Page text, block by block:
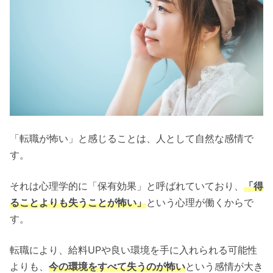
「転職が怖い」と感じることは、人として自然な感情で
す。
それは心理学的に「保有効果」と呼ばれていており、 「得
ることよりも失うことが怖い」という心理が働くからで
す。
転職により、給料UPや良い環境を手に入れられる可能性
よりも、 今の環境をすべて失うのが怖いという感情が大き